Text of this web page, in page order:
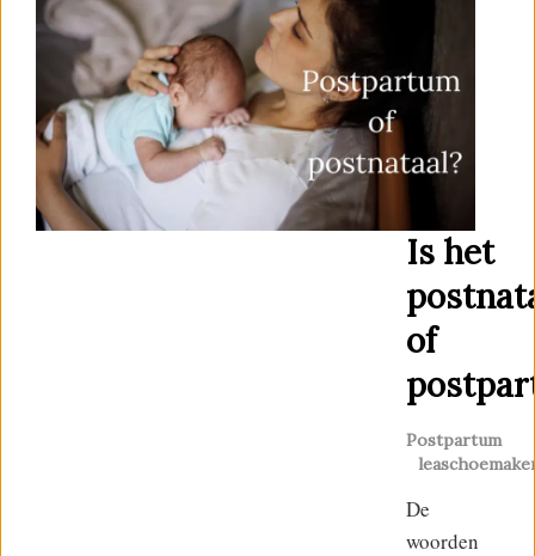
Is het
of
Postpartum
De
woorden